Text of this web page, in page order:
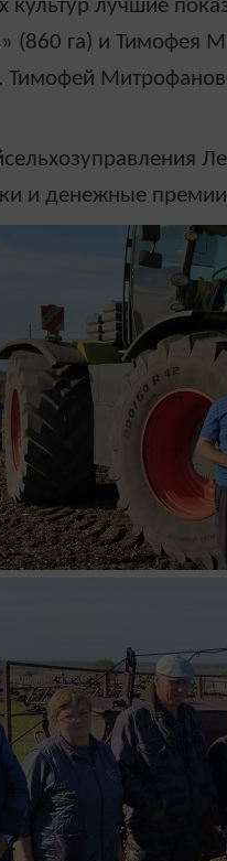
культур лучшие
(860 га) и Тимофея
Тимофей
и денежные премии